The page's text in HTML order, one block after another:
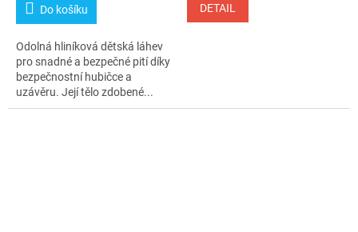
Do košíku
Odolná hliníková dětská láhev
pro snadné a bezpečné pití díky
bezpečnostní hubičce a
uzávěru. Její tělo zdobené...
DETAIL